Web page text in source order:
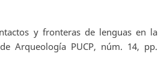
y fronteras de lenguas en la
Arqueología PUCP, núm. 14, pp.